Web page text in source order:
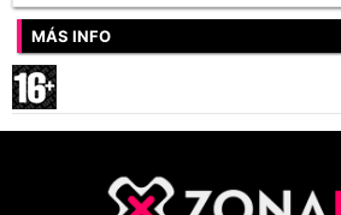
MÁS INFO